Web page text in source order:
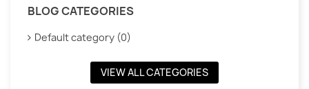
BLOG CATEGORIES
Default category (0)
VIEW ALL CATEGORIES